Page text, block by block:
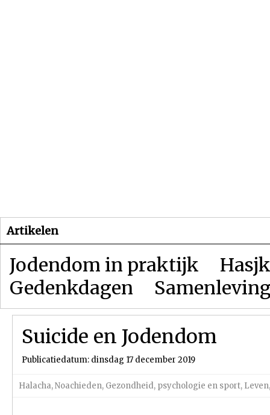
Artikelen
Jodendom in praktijk
Gedenkdagen
Suicide en Jodendom
Publicatiedatum: dinsdag 17 december 2019
Halacha,Noachieden, Gezondheid, psychologie en sport,